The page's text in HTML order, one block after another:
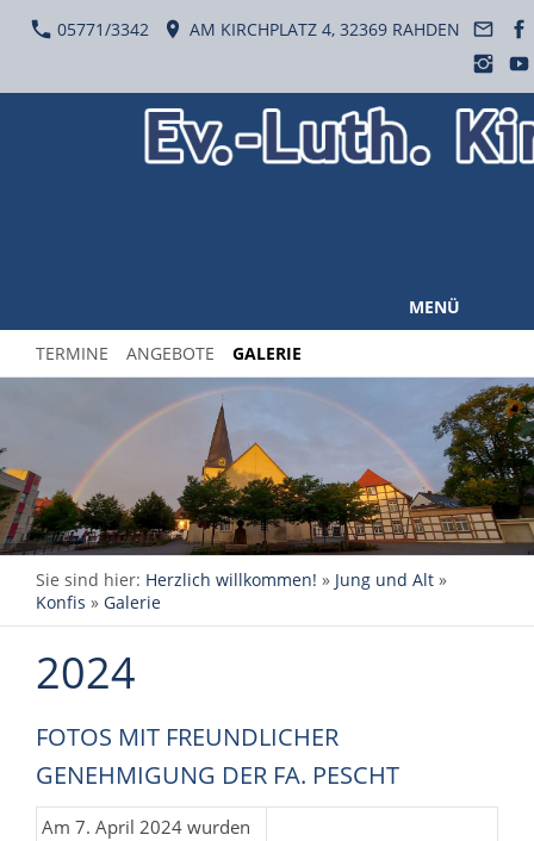
05771/3342 AM KIRCHPLATZ 4, 32369 RAHDEN
MENÜ
TERMINE ANGEBOTE GALERIE
Sie sind hier: Herzlich willkommen! » Jung und Alt »
Konfis » Galerie
2024
FOTOS MIT FREUNDLICHER
GENEHMIGUNG DER FA. PESCHT
Am 7. April 2024 wurden